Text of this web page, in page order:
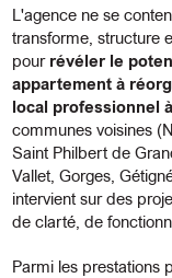
L'agence ne se
transforme, structure
pour révéler le
appartement à
local professionnel
communes voisines
Saint Philbert de
Vallet, Gorges,
intervient sur des
de clarté, de
Parmi les prestations